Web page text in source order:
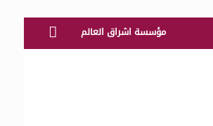
مؤسسة اشراق العالم